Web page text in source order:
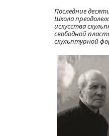
Последние
Школа
искусства
свободной
скульптурной